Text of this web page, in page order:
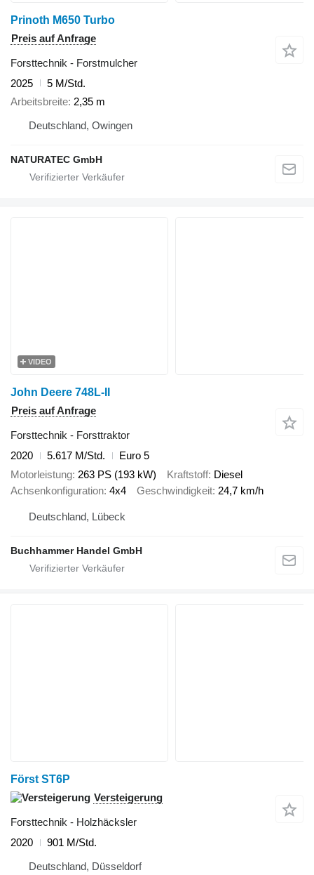
Prinoth M650 Turbo
Preis auf Anfrage
Forsttechnik - Forstmulcher
2025
5 M/Std.
Arbeitsbreite 2,35 m
Deutschland, Owingen
NATURATEC GmbH
VIDEO
John Deere 748L-II
Preis auf Anfrage
Forsttechnik - Forsttraktor
2020
5.617 M/Std.
Euro 5
Motorleistung 263 PS (193 kW) Kraftstoff Diesel
Achsenkonfiguration 4x4 Geschwindigkeit 24,7 km/h
Deutschland, Lübeck
Buchhammer Handel GmbH
Först ST6P
Versteigerung
Forsttechnik - Holzhäcksler
2020
901 M/Std.
Deutschland, Düsseldorf